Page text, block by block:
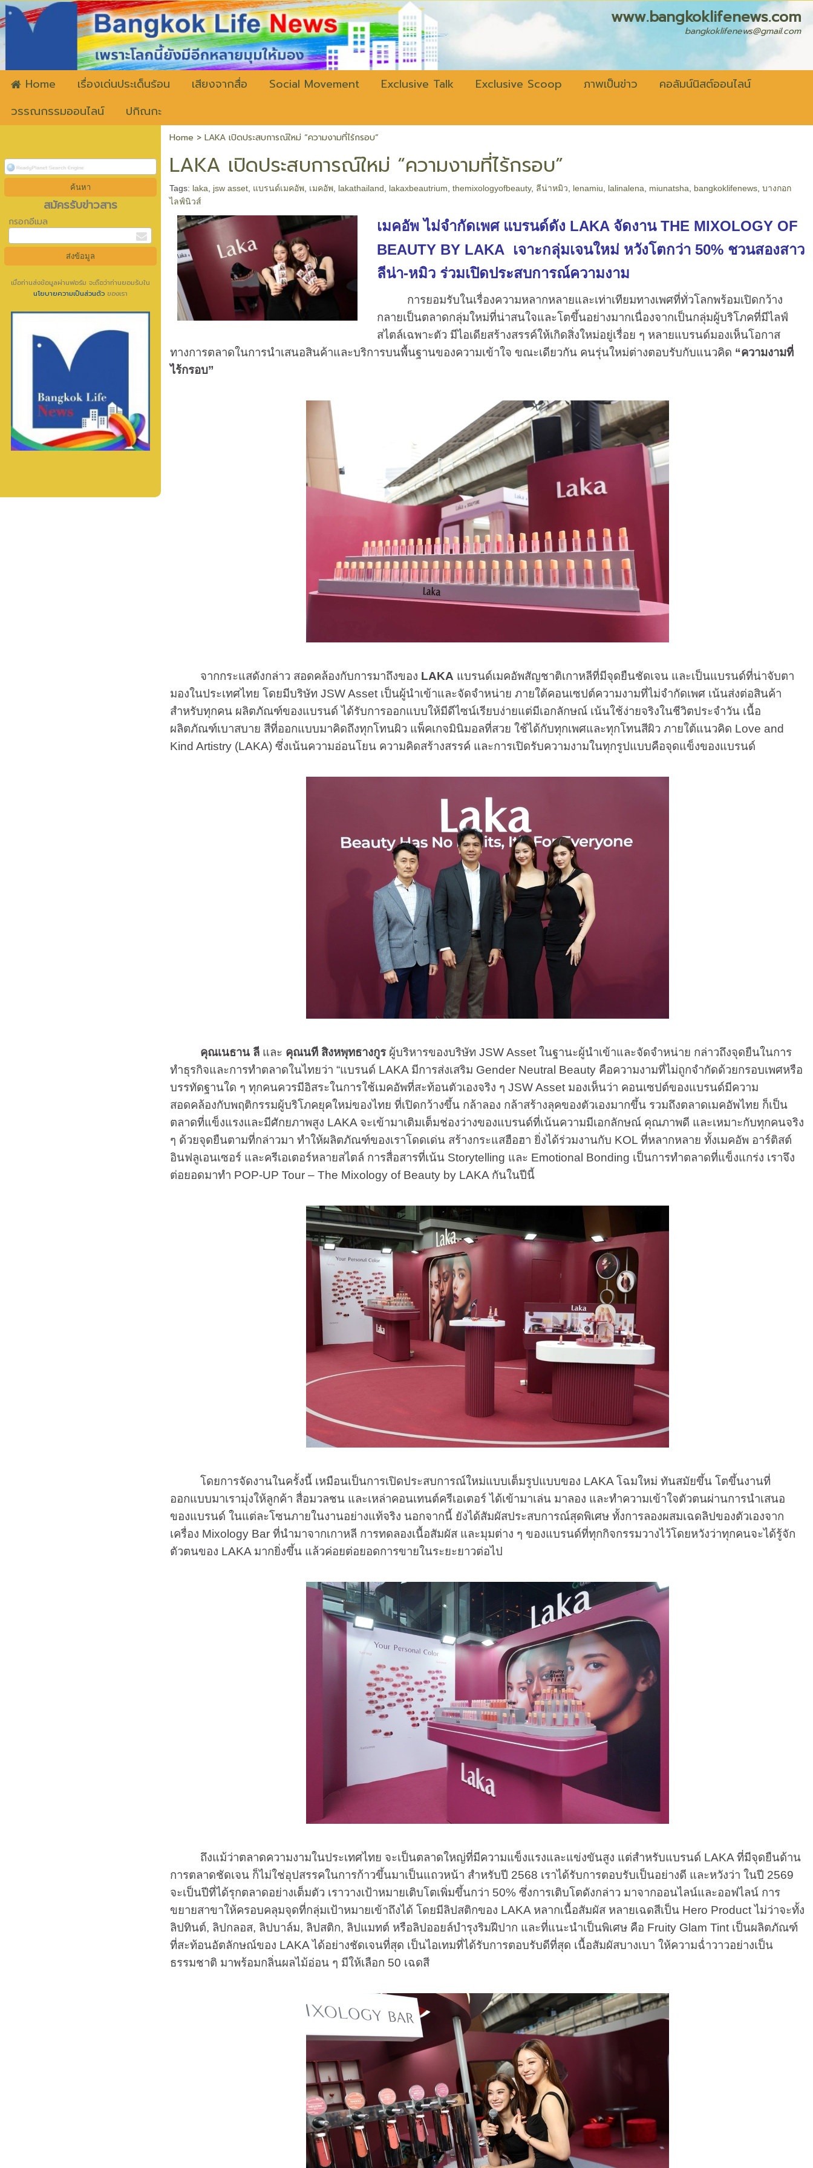
www.bangkoklifenews.com
bangkoklifenews@gmail.com
Home เรื่องเด่นประเด็นร้อน เสียงจากสื่อ Social Movement Exclusive Talk Exclusive Scoop ภาพเป็นข่าว
คอลัมน์นิสต์ออนไลน์
วรรณกรรมออนไลน์
ปกิณกะ
สมัครรับข่าวสาร
กรอกอีเมล
เมื่อท่านส่งข้อมูลผ่านฟอร์ม จะถือว่าท่านยอมรับใน
นโยบายความเป็นส่วนตัว ของเรา
Home > LAKA เปิดประสบการณ์ใหม่ “ความงามที่ไร้กรอบ”
LAKA เปิดประสบการณ์ใหม่ “ความงามที่ไร้กรอบ”
Tags: laka jsw asset แบรนด์เมคอัพ เมคอัพ lakathailand lakaxbeautrium ,themixologyofbeauty, ลีน่าหมิว lenamiu lalinalena miunatsha bangkoklifenews ,บางกอก
ไลฟ์นิวส์
เมคอัพ ไม่จำกัดเพศ แบรนด์ดัง LAKA จัดงาน THE MIXOLOGY OF
BEAUTY BY LAKA เจาะกลุ่มเจนใหม่ หวังโตกว่า 50% ชวนสองสาว
ลีน่า-หมิว ร่วมเปิดประสบการณ์ความงาม
การยอมรับในเรื่องความหลากหลายและเท่าเทียมทางเพศที่ทั่วโลกพร้อมเปิดกว้าง
กลายเป็นตลาดกลุ่มใหม่ที่น่าสนใจและโตขึ้นอย่างมากเนื่องจากเป็นกลุ่มผู้บริโภคที่มีไลฟ์
สไตล์เฉพาะตัว มีไอเดียสร้างสรรค์ให้เกิดสิ่งใหม่อยู่เรื่อย ๆ หลายแบรนด์มองเห็นโอกาส
ทางการตลาดในการนำเสนอสินค้าและบริการบนพื้นฐานของความเข้าใจ ขณะเดียวกัน คนรุ่นใหม่ต่างตอบรับกับแนวคิด “ความงามที่
ไร้กรอบ”
จากกระแสดังกล่าว สอดคล้องกับการมาถึงของ LAKA แบรนด์เมคอัพสัญชาติเกาหลีที่มีจุดยืนชัดเจน และเป็นแบรนด์ที่น่าจับตา
มองในประเทศไทย โดยมีบริษัท JSW Asset เป็นผู้นำเข้าและจัดจำหน่าย ภายใต้คอนเซปต์ความงามที่ไม่จำกัดเพศ เน้นส่งต่อสินค้า
สำหรับทุกคน ผลิตภัณฑ์ของแบรนด์ ได้รับการออกแบบให้มีดีไซน์เรียบง่ายแต่มีเอกลักษณ์ เน้นใช้ง่ายจริงในชีวิตประจำวัน เนื้อ
ผลิตภัณฑ์เบาสบาย สีที่ออกแบบมาคิดถึงทุกโทนผิว แพ็คเกจมินิมอลที่สวย ใช้ได้กับทุกเพศและทุกโทนสีผิว ภายใต้แนวคิด Love and
Kind Artistry (LAKA) ซึ่งเน้นความอ่อนโยน ความคิดสร้างสรรค์ และการเปิดรับความงามในทุกรูปแบบคือจุดแข็งของแบรนด์
คุณเนธาน ลีและ คุณนที สิงหพุทธางกูรผู้บริหารของบริษัท JSW Asset ในฐานะผู้นำเข้าและจัดจำหน่าย กล่าวถึงจุดยืนในการ
ทำธุรกิจและการทำตลาดในไทยว่า “แบรนด์ LAKA มีการส่งเสริม Gender Neutral Beauty คือความงามที่ไม่ถูกจำกัดด้วยกรอบเพศหรือ
บรรทัดฐานใด ๆ ทุกคนควรมีอิสระในการใช้เมคอัพที่สะท้อนตัวเองจริง ๆ JSW Asset มองเห็นว่า คอนเซปต์ของแบรนด์มีความ
สอดคล้องกับพฤติกรรมผู้บริโภคยุคใหม่ของไทย ที่เปิดกว้างขึ้น กล้าลอง กล้าสร้างลุคของตัวเองมากขึ้น รวมถึงตลาดเมคอัพไทย ก็เป็น
ตลาดที่แข็งแรงและมีศักยภาพสูง LAKA จะเข้ามาเติมเต็มช่องว่างของแบรนด์ที่เน้นความมีเอกลักษณ์ คุณภาพดี และเหมาะกับทุกคนจริง
ๆ ด้วยจุดยืนตามที่กล่าวมา ทำให้ผลิตภัณฑ์ของเราโดดเด่น สร้างกระแสฮือฮา ยิ่งได้ร่วมงานกับ KOL ที่หลากหลาย ทั้งเมคอัพ อาร์ติสต์
อินฟลูเอนเซอร์ และครีเอเตอร์หลายสไตล์ การสื่อสารที่เน้น Storytelling และ Emotional Bonding เป็นการทำตลาดที่แข็งแกร่ง เราจึง
ต่อยอดมาทำ POP-UP Tour – The Mixology of Beauty by LAKA กันในปีนี้
โดยการจัดงานในครั้งนี้ เหมือนเป็นการเปิดประสบการณ์ใหม่แบบเต็มรูปแบบของ LAKA โฉมใหม่ ทันสมัยขึ้น โตขึ้นงานที่
ออกแบบมาเรามุ่งให้ลูกค้า สื่อมวลชน และเหล่าคอนเทนต์ครีเอเตอร์ ได้เข้ามาเล่น มาลอง และทำความเข้าใจตัวตนผ่านการนำเสนอ
ของแบรนด์ ในแต่ละโซนภายในงานอย่างแท้จริง นอกจากนี้ ยังได้สัมผัสประสบการณ์สุดพิเศษ ทั้งการลองผสมเฉดลิปของตัวเองจาก
เครื่อง Mixology Bar ที่นำมาจากเกาหลี การทดลองเนื้อสัมผัส และมุมต่าง ๆ ของแบรนด์ที่ทุกกิจกรรมวางไว้โดยหวังว่าทุกคนจะได้รู้จัก
ตัวตนของ LAKA มากยิ่งขึ้น แล้วค่อยต่อยอดการขายในระยะยาวต่อไป
ถึงแม้ว่าตลาดความงามในประเทศไทย จะเป็นตลาดใหญ่ที่มีความแข็งแรงและแข่งขันสูง แต่สำหรับแบรนด์ LAKA ที่มีจุดยืนด้าน
การตลาดชัดเจน ก็ไม่ใช่อุปสรรคในการก้าวขึ้นมาเป็นแถวหน้า สำหรับปี 2568 เราได้รับการตอบรับเป็นอย่างดี และหวังว่า ในปี 2569
จะเป็นปีที่ได้รุกตลาดอย่างเต็มตัว เราวางเป้าหมายเติบโตเพิ่มขึ้นกว่า 50% ซึ่งการเติบโตดังกล่าว มาจากออนไลน์และออฟไลน์ การ
ขยายสาขาให้ครอบคลุมจุดที่กลุ่มเป้าหมายเข้าถึงได้ โดยมีลิปสติกของ LAKA หลากเนื้อสัมผัส หลายเฉดสีเป็น Hero Product ไม่ว่าจะทั้ง
ลิปทินต์, ลิปกลอส, ลิปบาล์ม, ลิปสติก, ลิปแมทต์ หรือลิปออยล์บำรุงริมฝีปาก และที่แนะนำเป็นพิเศษ คือ Fruity Glam Tint เป็นผลิตภัณฑ์
ที่สะท้อนอัตลักษณ์ของ LAKA ได้อย่างชัดเจนที่สุด เป็นไอเทมที่ได้รับการตอบรับดีที่สุด เนื้อสัมผัสบางเบา ให้ความฉ่ำวาวอย่างเป็น
ธรรมชาติ มาพร้อมกลิ่นผลไม้อ่อน ๆ มีให้เลือก 50 เฉดสี